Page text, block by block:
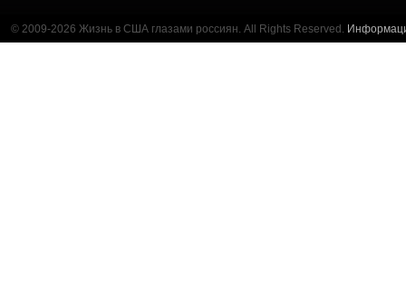
© 2009-2026 Жизнь в США глазами россиян. All Rights Reserved.